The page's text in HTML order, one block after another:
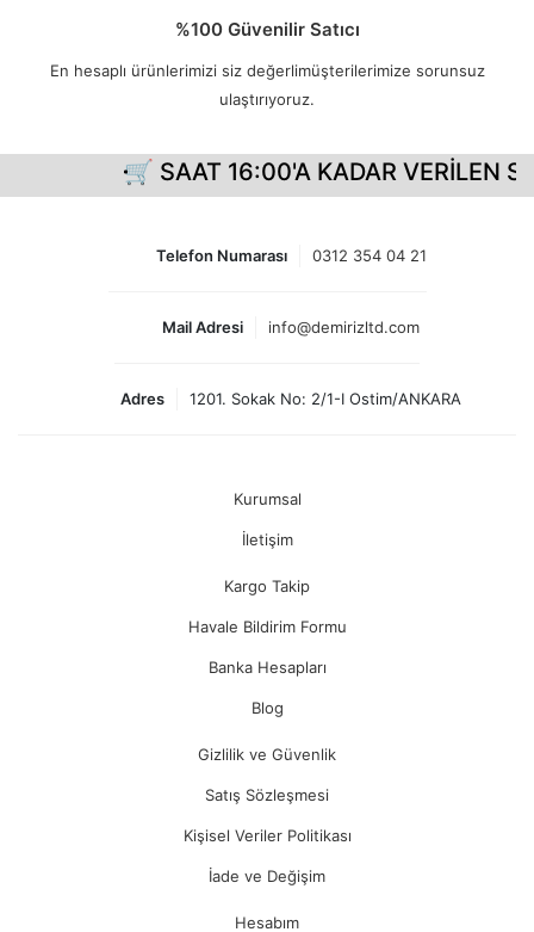
%100 Güvenilir Satıcı
En hesaplı ürünlerimizi siz değerlimüşterilerimize sorunsuz
ulaştırıyoruz.
🛒 SAAT 16:00'A KADAR VERİLEN
Telefon Numarası 0312 354 04 21
Mail Adresi info@demirizltd.com
Adres 1201. Sokak No: 2/1-I Ostim/ANKARA
Kurumsal
İletişim
Kargo Takip
Havale Bildirim Formu
Banka Hesapları
Blog
Gizlilik ve Güvenlik
Satış Sözleşmesi
Kişisel Veriler Politikası
İade ve Değişim
Hesabım